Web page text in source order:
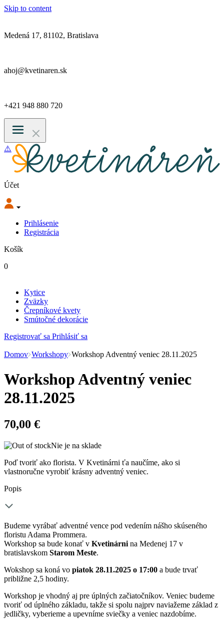
Skip to content
Medená 17, 81102, Bratislava
ahoj@kvetinaren.sk
+421 948 880 720
Účet
Prihlásenie
Registrácia
Košík
0
Kytice
Zväzky
Črepníkové kvety
Smútočné dekorácie
Registrovať sa Prihlásiť sa
Domov Workshopy Workshop Adventný veniec 28.11.2025
Workshop Adventný veniec
28.11.2025
70,00 €
Nie je na sklade
Poď tvoriť ako florista. V Kvetinárni ťa naučíme, ako si
vlastnoručne vyrobiť krásny adventný veniec.
Popis
Budeme vyrábať adventné vence pod vedením nášho skúseného
floristu Adama Prommera.
Workshop sa bude konať v Kvetinárni na Medenej 17 v
bratislavskom Starom Meste.
Wokshop sa koná vo piatok 28.11.2025 o 17:00 a bude trvať
približne 2,5 hodiny.
Workshop je vhodný aj pre úplných začiatočníkov. Veniec budeme
tvoriť od úplného základu, takže si spolu najprv naviažeme základ z
jedličky, vyberieme a upevníme sviečky a veniec nazdobíme.